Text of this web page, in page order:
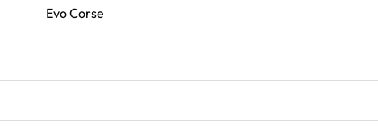
Evo Corse